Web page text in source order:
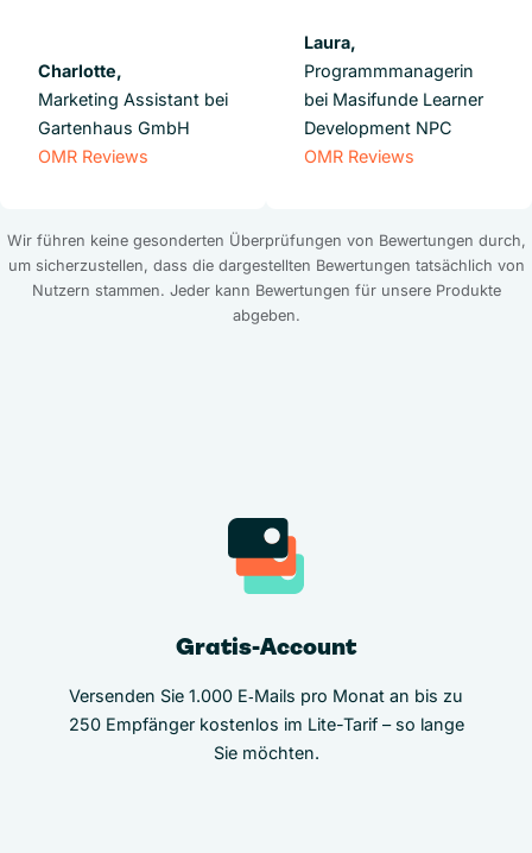
Charlotte,
Marketing Assistant bei
Gartenhaus GmbH
OMR Reviews
Laura,
Programmmanagerin
bei Masifunde Learner
Development NPC
OMR Reviews
Wir führen keine gesonderten Überprüfungen von Bewertungen durch,
um sicherzustellen, dass die dargestellten Bewertungen tatsächlich von
Nutzern stammen. Jeder kann Bewertungen für unsere Produkte
abgeben.
Gratis-Account
Versenden Sie 1.000 E‑Mails pro Monat an bis zu
250 Empfänger kostenlos im Lite-Tarif – so lange
Sie möchten.